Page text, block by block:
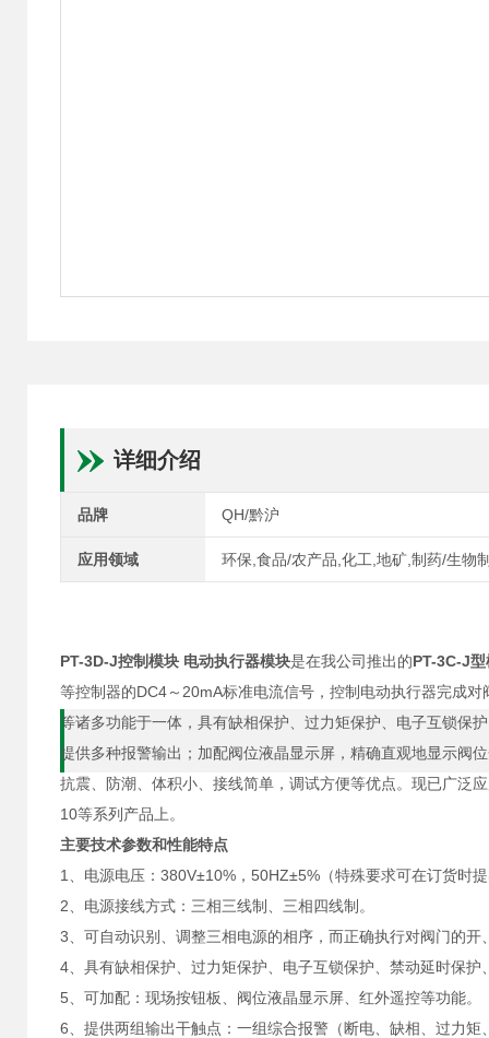
详细介绍
品牌 QH/黔沪
应用领域 环保,食品/农产品,化工,地矿,制药/生物
PT-3D-J控制模块 电动执行器模块是在我公司推出的PT-3C-J型
等控制器的DC4～20mA标准电流信号，控制电动执行器完成
等诸多功能于一体，具有缺相保护、过力矩保护、电子互锁保
提供多种报警输出；加配阀位液晶显示屏，精确直观地显示阀
抗震、防潮、体积小、接线简单，调试方便等优点。现已广泛
10等系列产品上。
主要技术参数和性能特点
1、电源电压：380V±10%，50HZ±5%（特殊要求可在订货时
2、电源接线方式：三相三线制、三相四线制。
3、可自动识别、调整三相电源的相序，而正确执行对阀门的开
4、具有缺相保护、过力矩保护、电子互锁保护、禁动延时保
5、可加配：现场按钮板、阀位液晶显示屏、红外遥控等功能。
6、提供两组输出干触点：一组综合报警（断电、缺相、过力